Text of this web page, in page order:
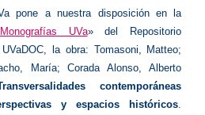
pone a nuestra disposición en la
Monografías UVa» del Repositorio
UVaDOC, la obra: Tomasoni, Matteo;
María; Corada Alonso, Alberto
contemporáneas
y espacios históricos